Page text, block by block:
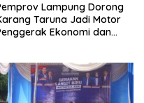
Lampung Dorong
Taruna Jadi Motor
Ekonomi dan